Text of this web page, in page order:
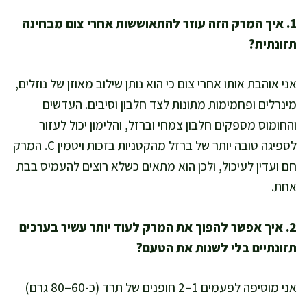
1. איך המרק הזה עוזר להתאוששות אחרי צום מבחינה
תזונתית?
אני אוהבת אותו אחרי צום כי הוא נותן שילוב מאוזן של נוזלים,
מינרלים ופחמימות מתונות לצד חלבון וסיבים. העדשים
והחומוס מספקים חלבון צמחי וברזל, והלימון יכול לעזור
לספיגה טובה יותר של ברזל מהקטניות בזכות ויטמין C. המרק
חם ועדין לעיכול, ולכן הוא מתאים כשלא רוצים להעמיס בבת
אחת.
2. איך אפשר להפוך את המרק לעוד יותר עשיר בערכים
תזונתיים בלי לשנות את הטעם?
אני מוסיפה לפעמים 1–2 חופנים של תרד (כ-60–80 גרם)